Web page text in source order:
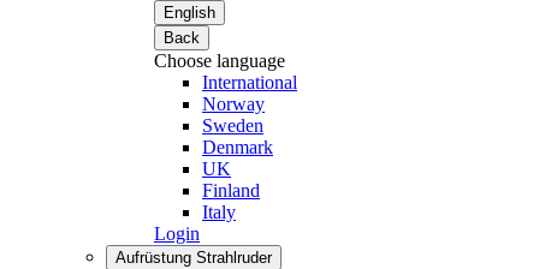
English
Back
Choose language
International
Norway
Sweden
Denmark
UK
Finland
Italy
Login
Aufrüstung Strahlruder